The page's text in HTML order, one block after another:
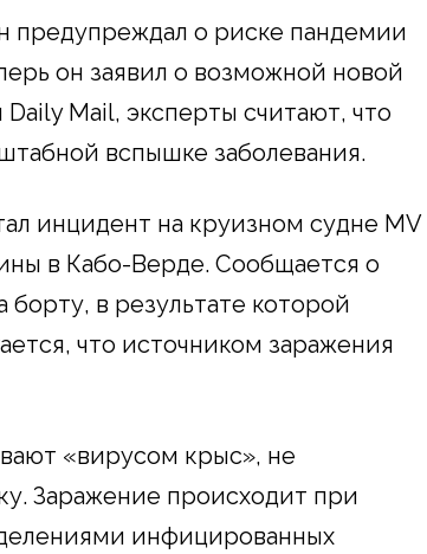
предупреждал о риске пандемии
он заявил о возможной новой
Mail, эксперты считают, что
вспышке заболевания.
инцидент на круизном судне MV
в Кабо-Верде. Сообщается о
в результате которой
что источником заражения
«вирусом крыс», не
Заражение происходит при
инфицированных